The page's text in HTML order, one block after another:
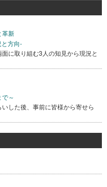
革新
方向-
に取り組む3人の知見から現況と
～
した後、事前に皆様から寄せら